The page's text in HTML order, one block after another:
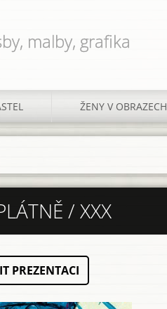
malby, grafika
ŽENY V OBRAZECH
/ XXX
PREZENTACI